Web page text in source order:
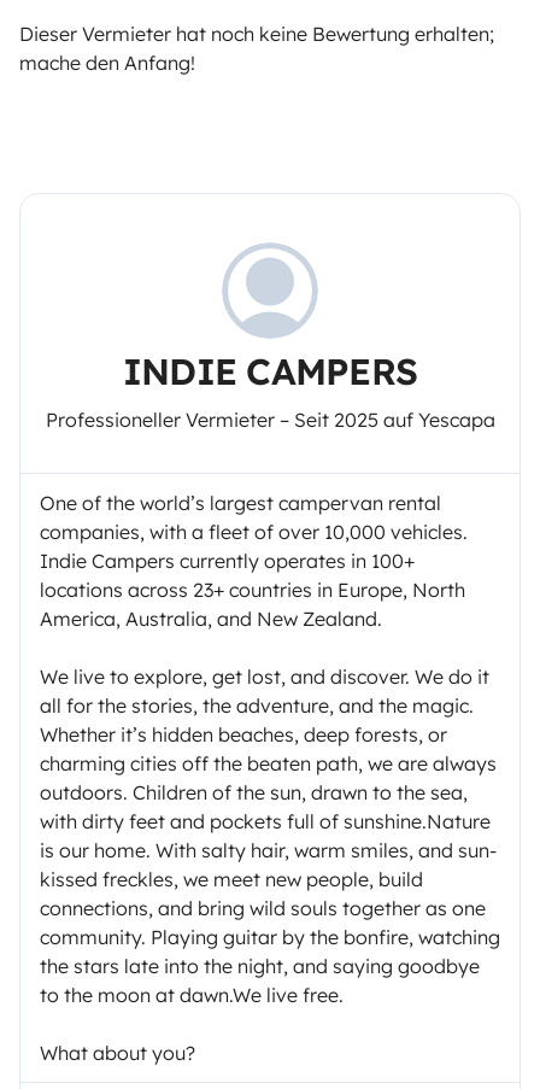
Dieser Vermieter hat noch keine Bewertung erhalten;
mache den Anfang!
INDIE CAMPERS
Professioneller Vermieter – Seit 2025 auf Yescapa
One of the world’s largest campervan rental
companies, with a fleet of over 10,000 vehicles.
Indie Campers currently operates in 100+
locations across 23+ countries in Europe, North
America, Australia, and New Zealand.
We live to explore, get lost, and discover. We do it
all for the stories, the adventure, and the magic.
Whether it’s hidden beaches, deep forests, or
charming cities off the beaten path, we are always
outdoors. Children of the sun, drawn to the sea,
with dirty feet and pockets full of sunshine.Nature
is our home. With salty hair, warm smiles, and sun-
kissed freckles, we meet new people, build
connections, and bring wild souls together as one
community. Playing guitar by the bonfire, watching
the stars late into the night, and saying goodbye
to the moon at dawn.We live free.
What about you?